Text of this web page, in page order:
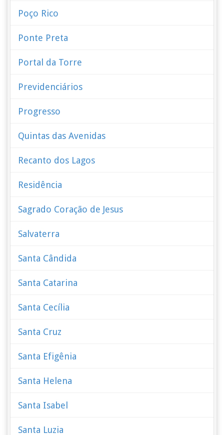
Poço Rico
Ponte Preta
Portal da Torre
Previdenciários
Progresso
Quintas das Avenidas
Recanto dos Lagos
Residência
Sagrado Coração de Jesus
Salvaterra
Santa Cândida
Santa Catarina
Santa Cecília
Santa Cruz
Santa Efigênia
Santa Helena
Santa Isabel
Santa Luzia